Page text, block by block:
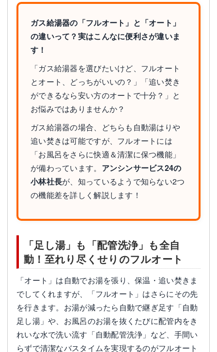
ガス給湯器の「フルオート」と「オート」
の違いって？実はこんなに便利さが違いま
す！
「ガス給湯器を選びたいけど、フルオート
とオート、どっちがいいの？」「追い焚き
ができるなら安い方のオートで十分？」と
お悩みではありませんか？
ガス給湯器の場合、どちらも自動湯はりや
追い焚きは可能ですが、フルオートには
「お風呂をさらに快適＆清潔に保つ機能」
が備わっています。 アンシンサービス24の
小林社長が、知っているようで知らない2つ
の機能差を詳しく解説します！
「足し湯」も「配管洗浄」も全自
動！至れり尽くせりのフルオート
「オート」は自動でお湯を張り、保温・追い焚きま
でしてくれますが、「フルオート」はさらにその先
を行きます。お湯が減ったら自動で継ぎ足す「自動
足し湯」や、お風呂のお湯を抜くたびに配管内をき
れいな水で洗い流す「自動配管洗浄」など、手間い
らずで清潔なバスタイムを実現するのがフルオート